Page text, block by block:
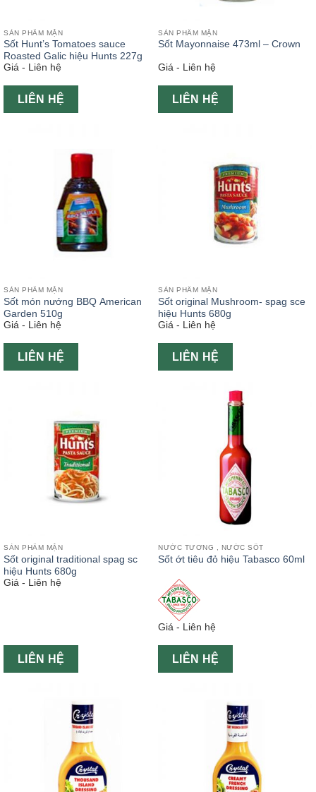
SẢN PHẨM MẶN
Sốt Hunt’s Tomatoes sauce
Roasted Galic hiệu Hunts 227g
Giá - Liên hệ
LIÊN HỆ
SẢN PHẨM MẶN
Sốt Mayonnaise 473ml – Crown
Giá - Liên hệ
LIÊN HỆ
SẢN PHẨM MẶN
Sốt món nướng BBQ American
Garden 510g
Giá - Liên hệ
LIÊN HỆ
SẢN PHẨM MẶN
Sốt original Mushroom- spag sce
hiệu Hunts 680g
Giá - Liên hệ
LIÊN HỆ
SẢN PHẨM MẶN
Sốt original traditional spag sc
hiệu Hunts 680g
Giá - Liên hệ
LIÊN HỆ
NƯỚC TƯƠNG , NƯỚC SỐT
Sốt ớt tiêu đỏ hiệu Tabasco 60ml
Giá - Liên hệ
LIÊN HỆ